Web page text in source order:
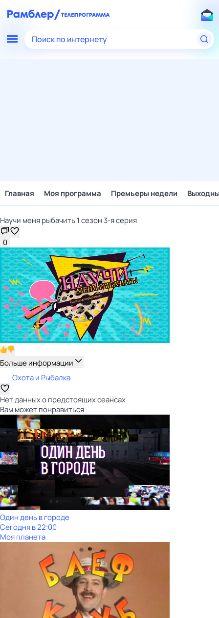
Поиск по интернету
Главная Моя программа Премьеры недели
Научи меня рыбачить 1 сезон 3-я серия
0
Больше информации
Охота и Рыбалка
Нет данных о предстоящих сеансах
Вам может понравиться
Один день в городе
Сегодня в 22:00
Моя планета